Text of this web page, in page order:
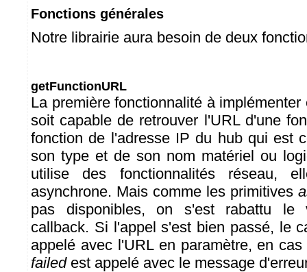
Fonctions générales
Notre librairie aura besoin de deux
getFunctionURL
La première fonctionnalité à
soit capable de retrouver l'URL d'une
fonction de l'adresse IP du hub qui est
son type et de son nom matériel ou
utilise des fonctionnalités réseau,
asynchrone. Mais comme les primitives
pas disponibles, on s'est rabattu le
callback. Si l'appel s'est bien passé, le
appelé avec l'URL en paramètre, en
failedest appelé avec le message